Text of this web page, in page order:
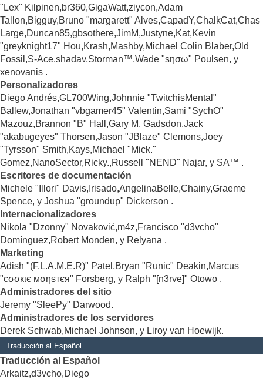
"Lex" Kilpinen,br360,GigaWatt,ziycon,Adam
Tallon,Bigguy,Bruno "margarett" Alves,CapadY,ChalkCat,Chas
Large,Duncan85,gbsothere,JimM,Justyne,Kat,Kevin
"greyknight17" Hou,Krash,Mashby,Michael Colin Blaber,Old
Fossil,S-Ace,shadav,Storman™,Wade "sησω" Poulsen, y
xenovanis .
Personalizadores
Diego Andrés,GL700Wing,Johnnie "TwitchisMental"
Ballew,Jonathan "vbgamer45" Valentin,Sami "SychO"
Mazouz,Brannon "B" Hall,Gary M. Gadsdon,Jack
"akabugeyes" Thorsen,Jason "JBlaze" Clemons,Joey
"Tyrsson" Smith,Kays,Michael "Mick."
Gomez,NanoSector,Ricky.,Russell "NEND" Najar, y SA™ .
Escritores de documentación
Michele "Illori" Davis,Irisado,AngelinaBelle,Chainy,Graeme
Spence, y Joshua "groundup" Dickerson .
Internacionalizadores
Nikola "Dzonny" Novaković,m4z,Francisco "d3vcho"
Domínguez,Robert Monden, y Relyana .
Marketing
Adish "(F.L.A.M.E.R)" Patel,Bryan "Runic" Deakin,Marcus
"cσσкιє мσηѕтєя" Forsberg, y Ralph "[n3rve]" Otowo .
Administradores del sitio
Jeremy "SleePy" Darwood.
Administradores de los servidores
Derek Schwab,Michael Johnson, y Liroy van Hoewijk.
Traducción al Español
Traducción al Español
Arkaitz,d3vcho,Diego